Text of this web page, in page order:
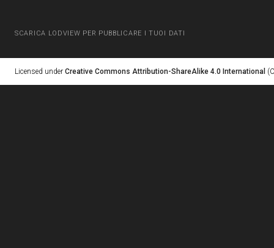
SCARICA LODVIEW PER PUBBLICARE I TUOI DATI
Licensed under Creative Commons Attribution-ShareAlike 4.0 International